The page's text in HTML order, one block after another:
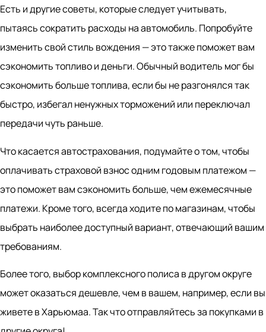
Есть и другие советы, которые следует учитывать,
пытаясь сократить расходы на автомобиль. Попробуйте
изменить свой стиль вождения — это также поможет вам
сэкономить топливо и деньги. Обычный водитель мог бы
сэкономить больше топлива, если бы не разгонялся так
быстро, избегал ненужных торможений или переключал
передачи чуть раньше.
Что касается автострахования, подумайте о том, чтобы
оплачивать страховой взнос одним годовым платежом —
это поможет вам сэкономить больше, чем ежемесячные
платежи. Кроме того, всегда ходите по магазинам, чтобы
выбрать наиболее доступный вариант, отвечающий вашим
требованиям.
Более того, выбор комплексного полиса в другом округе
может оказаться дешевле, чем в вашем, например, если вы
живете в Харьюмаа. Так что отправляйтесь за покупками в